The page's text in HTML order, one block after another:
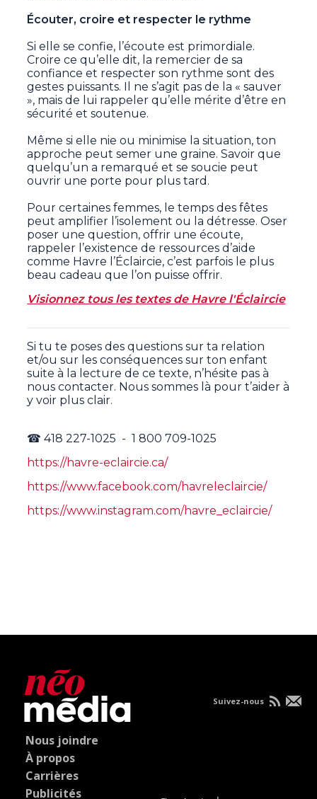
Écouter, croire et respecter le rythme
Si elle se confie, l’écoute est primordiale.
Croire ce qu’elle dit, la remercier de sa
confiance et respecter son rythme sont des
gestes puissants. Il ne s’agit pas de la « sauver
», mais de lui rappeler qu’elle mérite d’être en
sécurité et soutenue.
Même si elle nie ou minimise la situation, ton
approche peut semer une graine. Savoir que
quelqu’un a remarqué et se soucie peut
ouvrir une porte pour plus tard.
Pour certaines femmes, le temps des fêtes
peut amplifier l’isolement ou la détresse. Oser
poser une question, offrir une écoute,
rappeler l’existence de ressources d’aide
comme Havre l’Éclaircie, c’est parfois le plus
beau cadeau que l’on puisse offrir.
Visionnez tous les textes de Havre l'Éclaircie
Si tu te poses des questions sur ta relation
et/ou sur les conséquences sur ton enfant
suite à la lecture de ce texte, n’hésite pas à
nous contacter. Nous sommes là pour t’aider à
y voir plus clair.
☎ 418 227-1025 - 1 800 709-1025
https://havre-eclaircie.ca/
https://www.facebook.com/havreleclaircie/
https://www.instagram.com/havre_eclaircie/
Nous joindre
À propos
Carrières
Publicités
Suivez-nous